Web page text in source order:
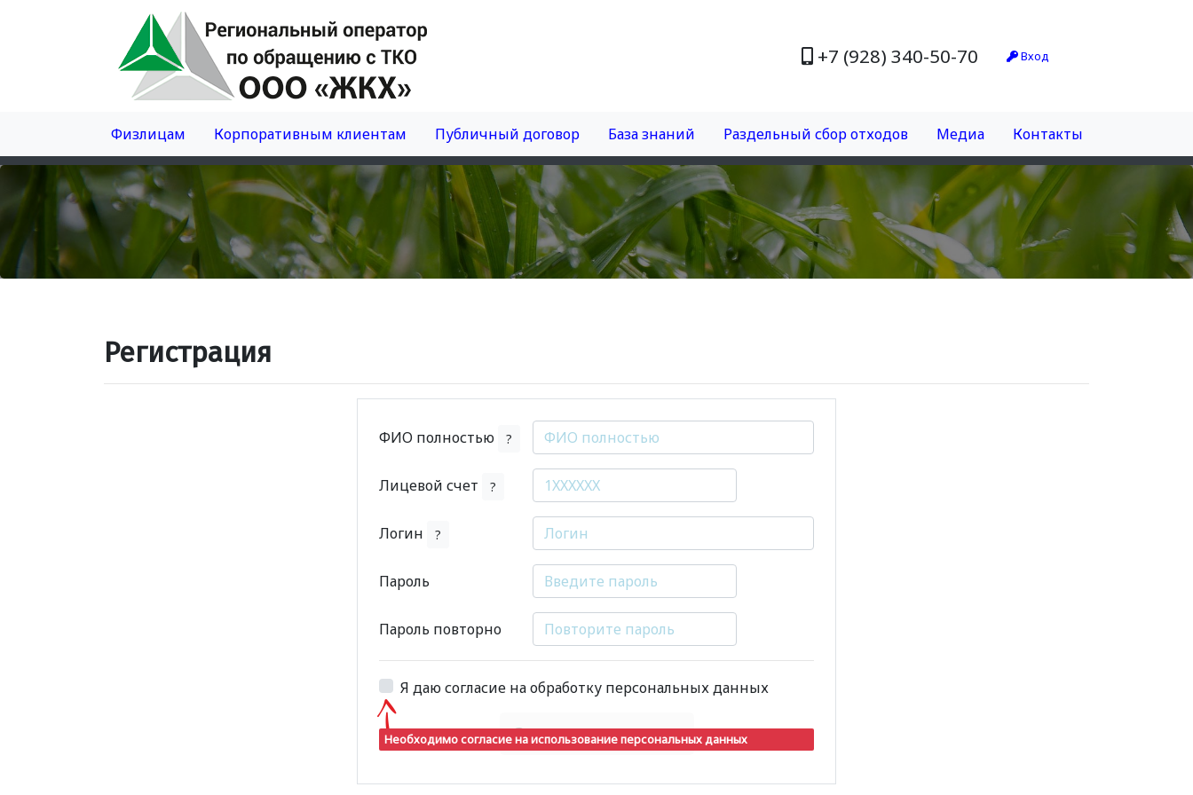
+7 (928) 340-50-70 Вход
Физлицам Корпоративным клиентам Публичный договор База знаний Раздельный сбор отходов Медиа Контакты
Регистрация
ФИО полностью ?
Лицевой счет ?
Логин ?
Пароль
Пароль повторно
Необходимо согласие на использование персональных данных
Я даю согласие на обработку персональных данных
Зарегистрировать